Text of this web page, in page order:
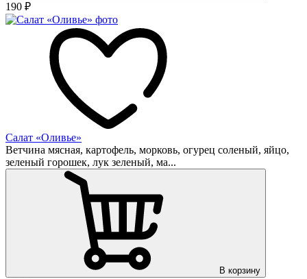
190 ₽
Салат «Оливье»
Ветчина мясная, картофель, морковь, огурец соленый, яйцо,
зеленый горошек, лук зеленый, ма...
В корзину